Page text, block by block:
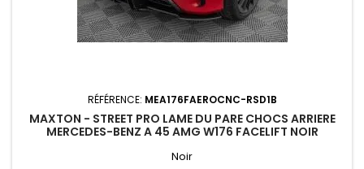
RÉFÉRENCE: MEA176FAEROCNC-RSD1B
MAXTON - STREET PRO LAME DU PARE CHOCS ARRIERE
MERCEDES-BENZ A 45 AMG W176 FACELIFT NOIR
Noir